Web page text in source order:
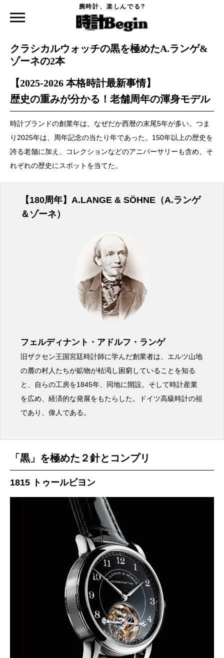
腕時計、楽しんでる?
クラシカルウォッチの黒を極めたA.ランゲ&ゾーネの2本
クラシカルウォッチの黒を極めたA.ランゲ&
ゾーネの2本
【2025-2026 本格時計最新事情】
歴史の重みが分かる！老舗周年の渾身モデル
時計ブランドの創業年は、なぜだか西暦の末尾5年が多い。つま
り2025年は、周年記念の当たり年であった。150年以上の歴史を
誇る老舗に加え、コレクションなどのアニバーサリーも含め、そ
れぞれの歴史にスポットを当てた。
【180周年】A.LANGE & SÖHNE（A.ランゲ
＆ゾーネ）
フェルディナント・アドルフ・ランゲ
旧ザクセン王国宮廷時計師に学んだ創業者は、エルツ山地
の麓の村人たちが鉱物が枯渇し困窮していることを知る
と、自らの工房を1845年、同地に開設。そして時計産業
を広め、経済的な発展をもたらした。ドイツ高級時計の祖
であり、偉人である。
「黒」を極めた２針とコンプリ
1815 トゥールビヨン